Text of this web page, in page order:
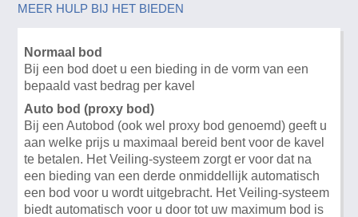
MEER HULP BIJ HET BIEDEN
Normaal bod
Bij een bod doet u een bieding in de vorm van een
bepaald vast bedrag per kavel
Auto bod (proxy bod)
Bij een Autobod (ook wel proxy bod genoemd) geeft u
aan welke prijs u maximaal bereid bent voor de kavel
te betalen. Het Veiling-systeem zorgt er voor dat na
een bieding van een derde onmiddellijk automatisch
een bod voor u wordt uitgebracht. Het Veiling-systeem
biedt automatisch voor u door tot uw maximum bod is